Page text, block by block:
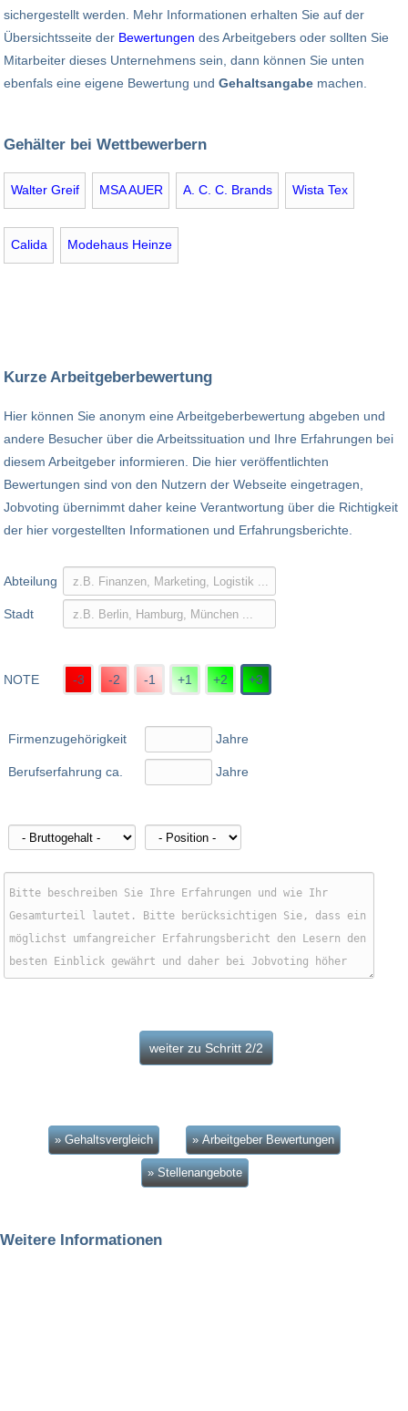
sichergestellt werden. Mehr Informationen erhalten Sie auf der
Übersichtsseite der Bewertungen des Arbeitgebers oder sollten Sie
Mitarbeiter dieses Unternehmens sein, dann können Sie unten
ebenfals eine eigene Bewertung und Gehaltsangabe machen.
Gehälter bei Wettbewerbern
Walter Greif MSA AUER A. C. C. Brands Wista Tex
Calida Modehaus Heinze
Kurze Arbeitgeberbewertung
Hier können Sie anonym eine Arbeitgeberbewertung abgeben und
andere Besucher über die Arbeitssituation und Ihre Erfahrungen bei
diesem Arbeitgeber informieren. Die hier veröffentlichten
Bewertungen sind von den Nutzern der Webseite eingetragen,
Jobvoting übernimmt daher keine Verantwortung über die Richtigkeit
der hier vorgestellten Informationen und Erfahrungsberichte.
Abteilung
Stadt
NOTE -3 -2 -1 +1 +2 +3
Firmenzugehörigkeit
Berufserfahrung ca.
Jahre
Jahre
» Gehaltsvergleich » Arbeitgeber Bewertungen
» Stellenangebote
Weitere Informationen